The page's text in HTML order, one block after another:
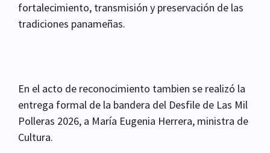
fortalecimiento, transmisión y preservación de las
tradiciones panameñas.
En el acto de reconocimiento tambien se realizó la
entrega formal de la bandera del Desfile de Las Mil
Polleras 2026, a María Eugenia Herrera, ministra de
Cultura.